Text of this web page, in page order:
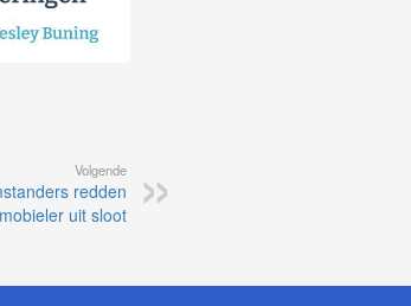
Volgende
redden
uit sloot